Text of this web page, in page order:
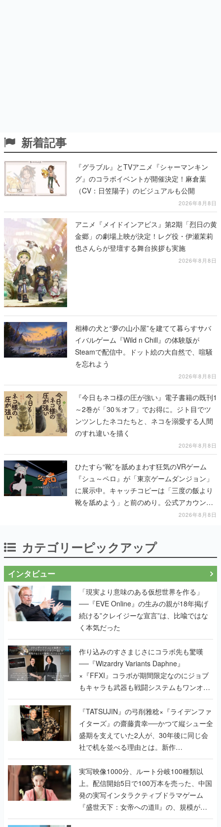
新着記事
『グラブル』とTVアニメ『シャーマンキン
グ』のコラボイベントが開催決定！麻倉葉
（CV：日笠陽子）のビジュアルも公開
2026年8月8日
アニメ『メイドインアビス』第2期「烈日の黄
金郷」の劇場上映が決定！レグ役・伊瀬茉莉
也さんらが登壇する舞台挨拶も実施
2026年8月8日
相棒の犬と“夢の山小屋”を建てて暮らすサバ
イバルゲーム『Wild n Chill』の体験版が
Steamで配信中。ドット絵の大自然で、喧騒
を忘れよう
2026年8月8日
『今日もネコ様の圧が強い』電子書籍の既刊1
～2巻が「30％オフ」でお得に。ジト目でツ
ンツンしたネコたちと、ネコを溺愛する人間
のすれ違いを描く
2026年8月8日
ひたすら“靴”を舐めまわす狂気のVRゲーム
『シュ～ペロ』が「東京ゲームダンジョン」
に展示中。キャッチコピーは「三度の飯より
靴を舐めよう」と前のめり。公式アカウント
も開設され、2026年リリースに向けて開発中
2026年8月8日
カテゴリーピックアップ
インタビュー
「現実より意味のある仮想世界を作る」
──『EVE Online』の生みの親が18年掲げ
続ける”クレイジーな宣言”は、比喩ではな
く本気だった
作り込みのすさまじさにコラボ先も驚嘆
──『Wizardry Variants Daphne』
×『FFXI』コラボが期間限定なのにジョブ
もキャラも武器も戦闘システムもワンオフ
で作り込まれた理由を両ディレクターに聞
く
『TATSUJIN』の弓削雅稔×『ライデンファ
イターズ』の齋藤貴幸──かつて縦シュー全
盛期を支えていた2人が、30年後に同じ会
社で机を並べる理由とは。新作
『TATSUJIN EXTREME』で初タッグを組
んだレジェンド2人に訊く開発秘話
実写映像1000分、ルート分岐100種類以
上。配信開始5日で100万本を売った、中国
発の実写インタラクティブドラマゲーム
『盛世天下：女帝への道II』の、規模が違
うこだわりをプロデューサーに聞いた